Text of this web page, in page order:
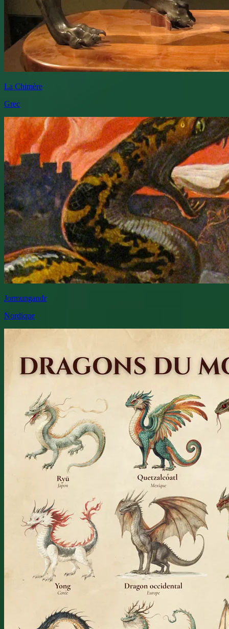
La Chimère
Grec
Jormungandr
Nordique